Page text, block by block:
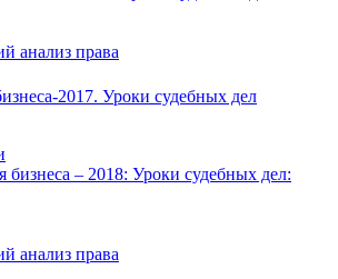
анализ права
2017. Уроки судебных дел
анализ права